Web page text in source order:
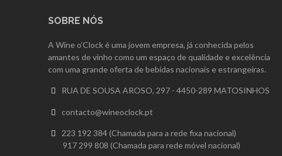
SOBRE NÓS
A Wine o’Clock é uma jovem empresa, já conhecida pelos
amantes de vinho como um espaço de qualidade e excelência
com uma grande oferta de bebidas nacionais e estrangeiras.
 RUA DE SOUSA AROSO, 297 - 4450-289 MATOSINHOS
 contacto@wineoclock.pt

223 192 384 (Chamada para a rede fixa nacional)
917 299 808 (Chamada para rede móvel nacional)